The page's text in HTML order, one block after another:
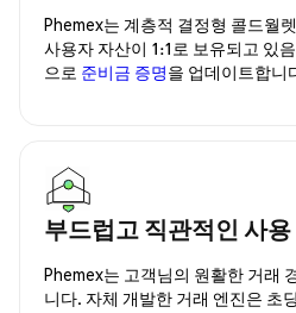
Phemex는 계층적 결정형 콜드월
사용자 자산이 1:1로 보유되고 있
으로 준비금 증명을 업데이트합니
부드럽고 직관적인 사용
Phemex는 고객님의 원활한 거래
니다. 자체 개발한 거래 엔진은 초